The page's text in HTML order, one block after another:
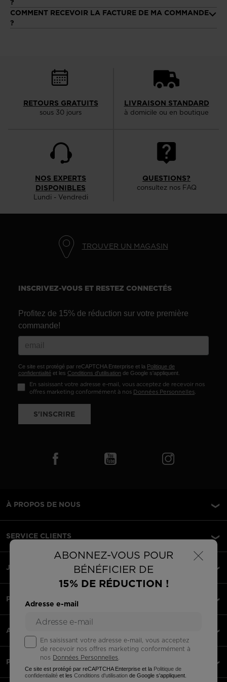
We
website
version
for
United
×
ABONNEZ-VOUS POUR
BÉNÉFICIER DE
15% DE RÉDUCTION !
Adresse e-mail
En saisissant votre adresse e-mail, vous acceptez
de recevoir nos offres marketing conformément à
nos Données Personnelles.
Ce site est protégé par reCAPTCHA Enterprise et la Politique de
confidentialité et lesConditions d'utilisation de Google s'appliquent.
?
COMMENT RECEVOIR LA FACTURE DE MA COMMANDE
?
RETOURS GRATUITS
sous 30 jours
LIVRAISON STANDARD
à domicile ou en boutique
NOS EXPERTS
DISPONIBLES
Lundi - Vendredi
QUESTIONS?
consultez nos FAQ
TROUVER UN MAGASIN
INSCRIVEZ-VOUS ET RESTEZ CONNECTÉS
Profitez de 15% de réduction sur votre première
commande!
Ce site est protégé par reCAPTCHA Enterprise et la Politique de
confidentialité et les Conditions d'utilisation de Google s'appliquent.
En saisissant votre adresse e-mail, vous acceptez de recevoir nos
offres marketing conformément à nos Données Personnelles.
S'INSCRIRE
À PROPOS DE NOUS
SERVICE CLIENTS
JURIDIQUE
PAIEMENTS ACCEPTÉS
APPLI
PARTENAIRES